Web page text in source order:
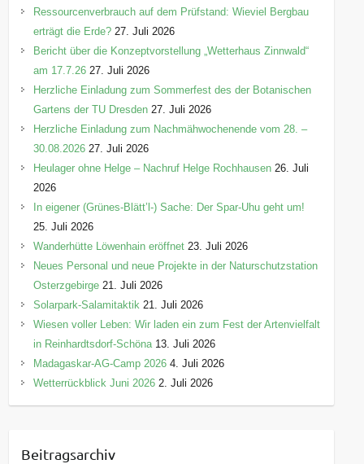
n
Ressourcenverbrauch auf dem Prüfstand: Wieviel Bergbau
erträgt die Erde? 27. Juli 2026
Bericht über die Konzeptvorstellung „Wetterhaus Zinnwald“
am 17.7.26 27. Juli 2026
Herzliche Einladung zum Sommerfest des der Botanischen
Gartens der TU Dresden 27. Juli 2026
Herzliche Einladung zum Nachmähwochenende vom 28. –
30.08.2026 27. Juli 2026
Heulager ohne Helge – Nachruf Helge Rochhausen 26. Juli
2026
In eigener (Grünes-Blätt’l-) Sache: Der Spar-Uhu geht um!
25. Juli 2026
Wanderhütte Löwenhain eröffnet 23. Juli 2026
Neues Personal und neue Projekte in der Naturschutzstation
Osterzgebirge 21. Juli 2026
Solarpark-Salamitaktik 21. Juli 2026
Wiesen voller Leben: Wir laden ein zum Fest der Artenvielfalt
in Reinhardtsdorf-Schöna 13. Juli 2026
Madagaskar-AG-Camp 2026 4. Juli 2026
Wetterrückblick Juni 2026 2. Juli 2026
Beitragsarchiv